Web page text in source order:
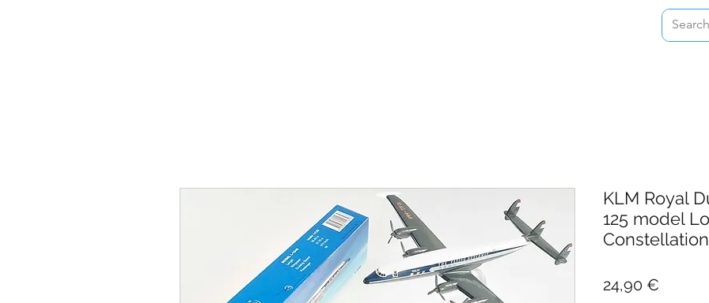
KLM Royal
125 model
24,90 €